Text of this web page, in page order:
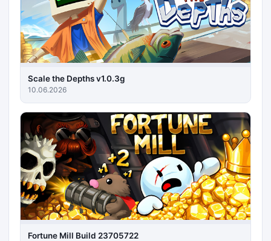
Scale the Depths v1.0.3g
10.06.2026
Fortune Mill Build 23705722